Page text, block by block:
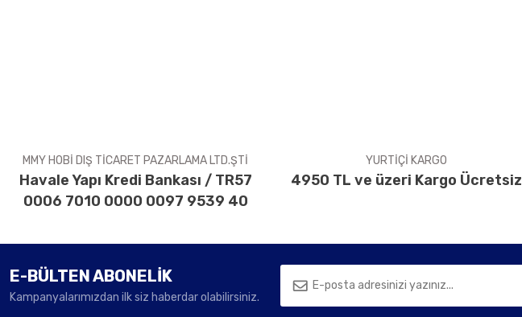
MMY HOBİ DIŞ TİCARET PAZARLAMA LTD.ŞTİ
Havale Yapı Kredi Bankası / TR57
0006 7010 0000 0097 9539 40
YURTİÇİ KARGO
4950 TL ve üzeri Kargo Ücretsiz
E-BÜLTEN ABONELİK
Kampanyalarımızdan ilk siz haberdar olabilirsiniz.